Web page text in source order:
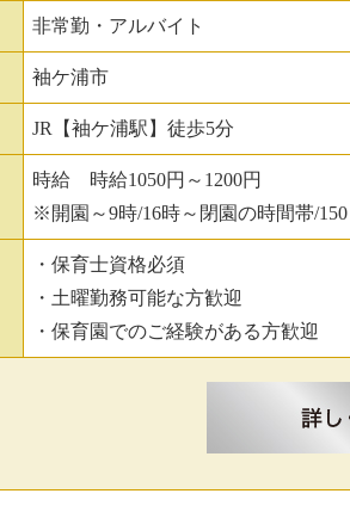
非常勤・アルバイト
袖ケ浦市
JR【袖ケ浦駅】徒歩5分
時給 時給1050円～1200円
※開園～9時/16時～閉園の時間帯/
・保育士資格必須
・土曜勤務可能な方歓迎
・保育園でのご経験がある方歓迎